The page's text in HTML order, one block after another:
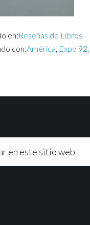
en:Reseñas de Libros
con:América, Expo 92,